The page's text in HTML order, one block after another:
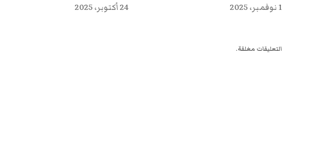
1 نوفمبر، 2025 24 أكتوبر، 2025
التعليقات مغلقة.